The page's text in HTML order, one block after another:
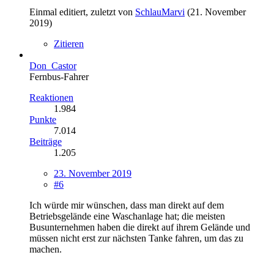
Einmal editiert, zuletzt von SchlauMarvi (21. November
2019)
Zitieren
Don_Castor
Fernbus-Fahrer
Reaktionen
1.984
Punkte
7.014
Beiträge
1.205
23. November 2019
#6
Ich würde mir wünschen, dass man direkt auf dem
Betriebsgelände eine Waschanlage hat; die meisten
Busunternehmen haben die direkt auf ihrem Gelände und
müssen nicht erst zur nächsten Tanke fahren, um das zu
machen.